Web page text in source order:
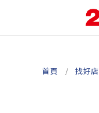
首頁 找好店